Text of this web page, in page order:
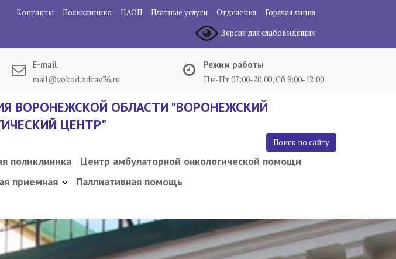
Контакты Поликлиника ЦАОП Платные услуги Отделения
Горячая линия
Версия для слабовидящих
E-mail
mail@vokod.zdrav36.ru
Режим работы
Пн-Пт 07:00-20:00, Сб 9:00-12:00
ВОРОНЕЖСКОЙ ОБЛАСТИ "ВОРОНЕЖСКИЙ
ЦЕНТР"
Поиск по сайту
поликлиника
Центр амбулаторной онкологической помощи
приемная
Паллиативная помощь